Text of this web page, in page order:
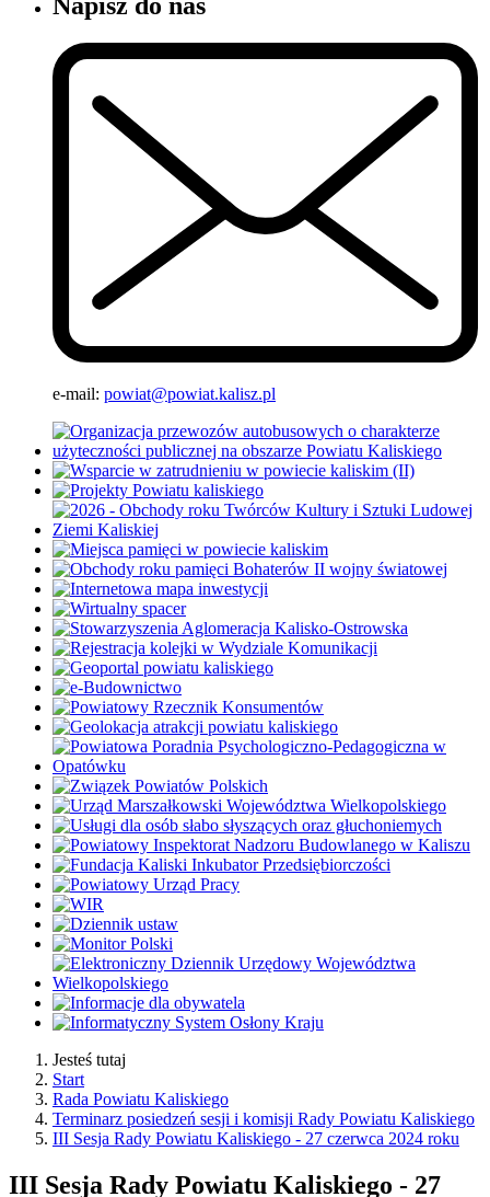
e-mail: powiat@powiat.kalisz.pl
Jesteś tutaj
Start
Rada Powiatu Kaliskiego
Terminarz posiedzeń sesji i komisji Rady Powiatu Kaliskiego
III Sesja Rady Powiatu Kaliskiego - 27 czerwca 2024 roku
III Sesja Rady Powiatu Kaliskiego - 27